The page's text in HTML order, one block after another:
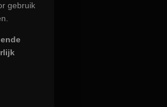
gebruik